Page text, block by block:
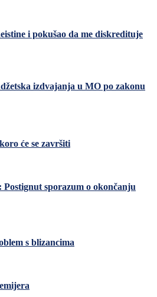
i pokušao da me diskredituje
izdvajanja u MO po zakonu
će se završiti
Postignut sporazum o okončanju
s blizancima